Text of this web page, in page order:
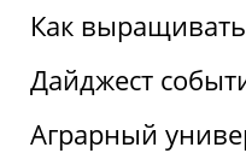
Как
Дайджест
Аграрный